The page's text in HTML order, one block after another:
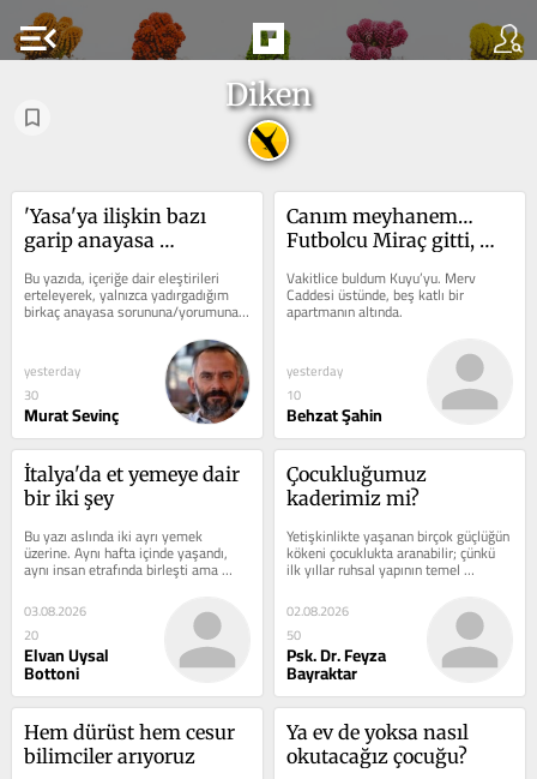
menu_open
Diken
'Yasa'ya ilişkin bazı
garip anayasa
birkaç not
Bu yazıda, içeriğe dair eleştirileri
erteleyerek, yalnızca yadırgadığım
birkaç anayasa sorununa/yorumuna
değinmek istiyorum.
yesterday
30
Murat Sevinç
Canım meyhanem…
Futbolcu Miraç gitti,
Vakitlice buldum Kuyu’yu. Merv
Caddesi üstünde, beş katlı bir
apartmanın altında.
yesterday
10
Behzat Şahin
İtalya'da et yemeye dair
bir iki şey
Bu yazı aslında iki ayrı yemek
üzerine. Aynı hafta içinde yaşandı,
aynı insan etrafında birleşti ama
İtalya'da et yemeye dair uzun uzun...
03.08.2026
20
Elvan Uysal
Bottoni
Çocukluğumuz
kaderimiz mi?
Yetişkinlikte yaşanan birçok güçlüğün
kökeni çocuklukta aranabilir; çünkü
ilk yıllar ruhsal yapının temel
taşlarının oluşmasında...
02.08.2026
50
Psk. Dr. Feyza
Bayraktar
Hem dürüst hem cesur
bilimciler arıyoruz
Ya ev de yoksa nasıl
okutacağız çocuğu?